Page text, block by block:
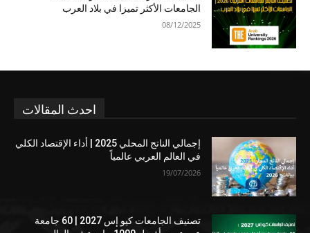
الجامعات الأكثر تميزا في بلاد العرب
08/12/2025
احدث المقالات
إجمالي الناتج المحلي 2025 | أداء الإقتصاد الكلي
في العالم العربي عالمياً
19/07/2026
تصنيف الجامعات كيو إس 2027 | 60 جامعة